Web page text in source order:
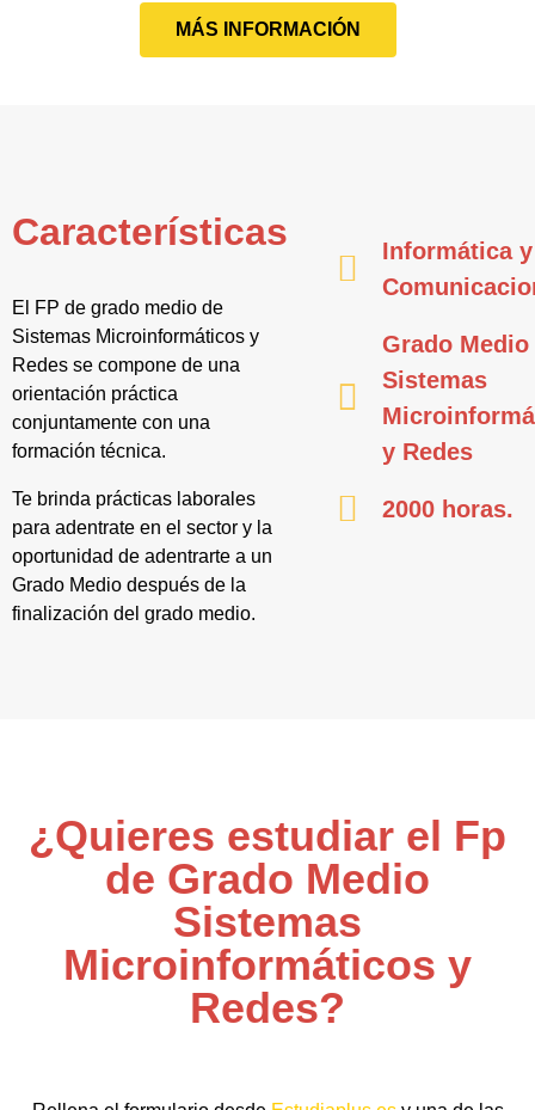
MÁS INFORMACIÓN
Características
El FP de grado medio de
Sistemas Microinformáticos y
Redes se compone de una
orientación práctica
conjuntamente con una
formación técnica.
Te brinda prácticas laborales
para adentrate en el sector y la
oportunidad de adentrarte a un
Grado Medio después de la
finalización del grado medio.
Informática y
Grado Medio
Sistemas
y Redes
2000 horas.
¿Quieres estudiar el Fp
de Grado Medio
Sistemas
Microinformáticos y
Redes?